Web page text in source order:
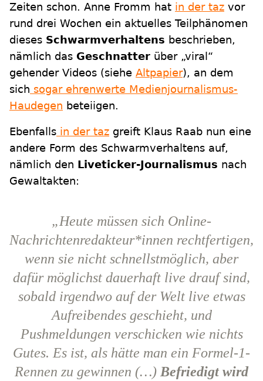
Zeiten schon. Anne Fromm hat in der taz vor
rund drei Wochen ein aktuelles Teilphänomen
dieses Schwarmverhaltens beschrieben,
nämlich das Geschnatter über „viral“
gehender Videos (siehe Altpapier), an dem
sich sogar ehrenwerte Medienjournalismus-
Haudegen beteiigen.
Ebenfalls in der taz greift Klaus Raab nun eine
andere Form des Schwarmverhaltens auf,
nämlich den Liveticker-Journalismus nach
Gewaltakten:
„Heute müssen sich Online-
Nachrichtenredakteur*innen rechtfertigen,
wenn sie nicht schnellstmöglich, aber
dafür möglichst dauerhaft live drauf sind,
sobald irgendwo auf der Welt live etwas
Aufreibendes geschieht, und
Pushmeldungen verschicken wie nichts
Gutes. Es ist, als hätte man ein Formel-1-
Rennen zu gewinnen (…) Befriedigt wird